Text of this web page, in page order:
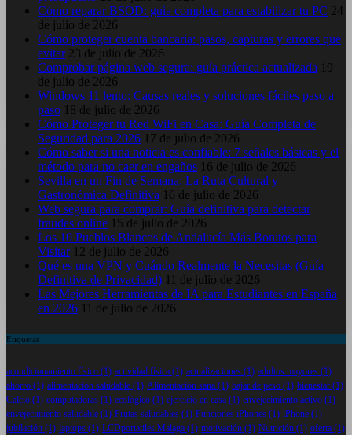
Cómo reparar BSOD: guía completa para estabilizar tu PC 24
de julio de 2026
Cómo proteger cuenta bancaria: pasos, capturas y errores que
evitar 23 de julio de 2026
Comprobar página web segura: guía práctica actualizada 19
de julio de 2026
Windows 11 lento: Causas reales y soluciones fáciles paso a
paso 18 de julio de 2026
Cómo Proteger tu Red WiFi en Casa: Guía Completa de
Seguridad para 2026 17 de julio de 2026
Cómo saber si una noticia es confiable: 7 señales básicas y el
método para no caer en engaños 16 de julio de 2026
Sevilla en un Fin de Semana: La Ruta Cultural y
Gastronómica Definitiva 16 de julio de 2026
Web segura para comprar: Guía definitiva para detectar
fraudes online 15 de julio de 2026
Los 10 Pueblos Blancos de Andalucía Más Bonitos para
Visitar 12 de julio de 2026
Qué es una VPN y Cuándo Realmente la Necesitas (Guía
Definitiva de Privacidad) 11 de julio de 2026
Las Mejores Herramientas de IA para Estudiantes en España
en 2026 11 de julio de 2026
Etiquetas
acondicionamiento físico (1) actividad física (1) actualizaciones (1) adultos mayores (1)
ahorro (1) alimentación saludable (1) Alimentación sana (1) bajar de peso (1) bienestar (1)
Calcio (1) computadoras (1) ecológico (1) ejercicio en casa (1) envejecimiento activo (1)
envejecimiento saludable (1) Frutas saludables (1) Funciones iPhones (1) iPhone (1)
jubilación (1) laptops (1) LCDportatiles Malaga (1) motivación (1) Nutrición (1) oferta (1)